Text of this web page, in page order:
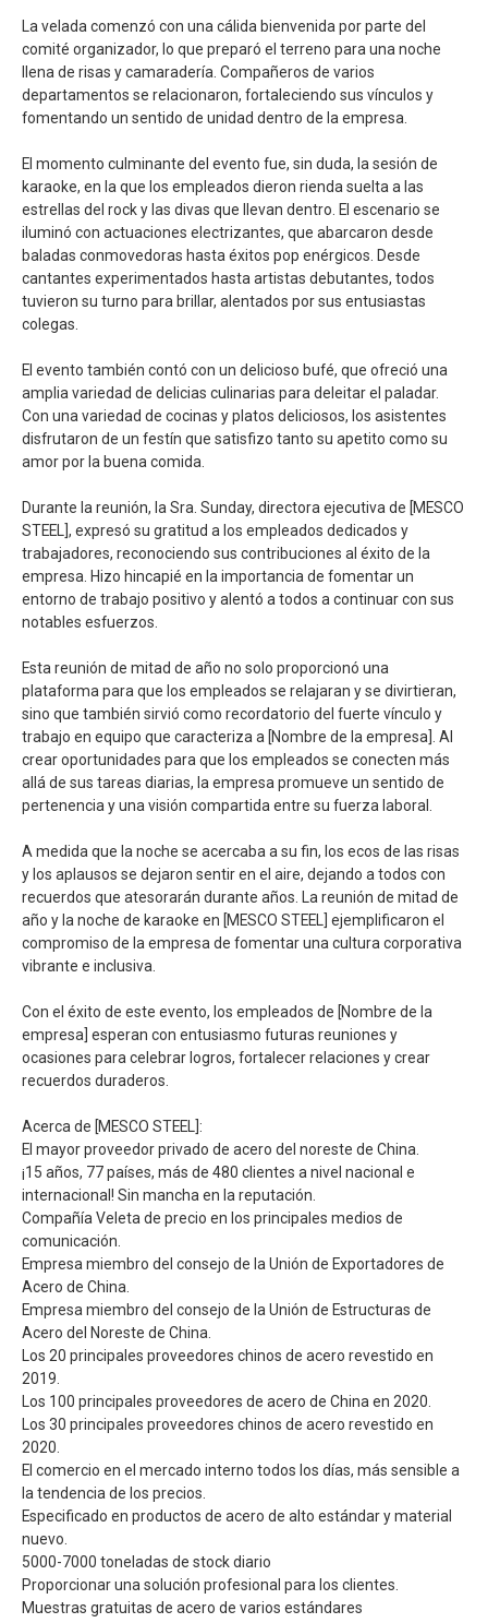
La velada comenzó con una cálida bienvenida por parte del
comité organizador, lo que preparó el terreno para una noche
llena de risas y camaradería. Compañeros de varios
departamentos se relacionaron, fortaleciendo sus vínculos y
fomentando un sentido de unidad dentro de la empresa.
El momento culminante del evento fue, sin duda, la sesión de
karaoke, en la que los empleados dieron rienda suelta a las
estrellas del rock y las divas que llevan dentro. El escenario se
iluminó con actuaciones electrizantes, que abarcaron desde
baladas conmovedoras hasta éxitos pop enérgicos. Desde
cantantes experimentados hasta artistas debutantes, todos
tuvieron su turno para brillar, alentados por sus entusiastas
colegas.
El evento también contó con un delicioso bufé, que ofreció una
amplia variedad de delicias culinarias para deleitar el paladar.
Con una variedad de cocinas y platos deliciosos, los asistentes
disfrutaron de un festín que satisfizo tanto su apetito como su
amor por la buena comida.
Durante la reunión, la Sra. Sunday, directora ejecutiva de [MESCO
STEEL], expresó su gratitud a los empleados dedicados y
trabajadores, reconociendo sus contribuciones al éxito de la
empresa. Hizo hincapié en la importancia de fomentar un
entorno de trabajo positivo y alentó a todos a continuar con sus
notables esfuerzos.
Esta reunión de mitad de año no solo proporcionó una
plataforma para que los empleados se relajaran y se divirtieran,
sino que también sirvió como recordatorio del fuerte vínculo y
trabajo en equipo que caracteriza a [Nombre de la empresa]. Al
crear oportunidades para que los empleados se conecten más
allá de sus tareas diarias, la empresa promueve un sentido de
pertenencia y una visión compartida entre su fuerza laboral.
A medida que la noche se acercaba a su fin, los ecos de las risas
y los aplausos se dejaron sentir en el aire, dejando a todos con
recuerdos que atesorarán durante años. La reunión de mitad de
año y la noche de karaoke en [MESCO STEEL] ejemplificaron el
compromiso de la empresa de fomentar una cultura corporativa
vibrante e inclusiva.
Con el éxito de este evento, los empleados de [Nombre de la
empresa] esperan con entusiasmo futuras reuniones y
ocasiones para celebrar logros, fortalecer relaciones y crear
recuerdos duraderos.
Acerca de [MESCO STEEL]:
El mayor proveedor privado de acero del noreste de China.
¡15 años, 77 países, más de 480 clientes a nivel nacional e
internacional! Sin mancha en la reputación.
Compañía Veleta de precio en los principales medios de
comunicación.
Empresa miembro del consejo de la Unión de Exportadores de
Acero de China.
Empresa miembro del consejo de la Unión de Estructuras de
Acero del Noreste de China.
Los 20 principales proveedores chinos de acero revestido en
2019.
Los 100 principales proveedores de acero de China en 2020.
Los 30 principales proveedores chinos de acero revestido en
2020.
El comercio en el mercado interno todos los días, más sensible a
la tendencia de los precios.
Especificado en productos de acero de alto estándar y material
nuevo.
5000-7000 toneladas de stock diario
Proporcionar una solución profesional para los clientes.
Muestras gratuitas de acero de varios estándares